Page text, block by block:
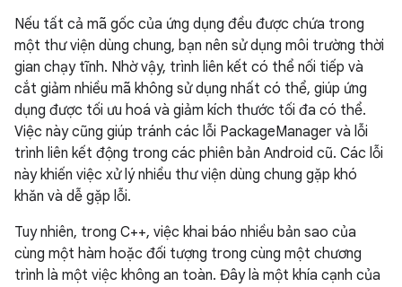
Nếu tất cả mã gốc của ứng dụng đều được chứa trong
một thư viện dùng chung, bạn nên sử dụng môi trường thời
gian chạy tĩnh. Nhờ vậy, trình liên kết có thể nối tiếp và
cắt giảm nhiều mã không sử dụng nhất có thể, giúp ứng
dụng được tối ưu hoá và giảm kích thước tối đa có thể.
Việc này cũng giúp tránh các lỗi PackageManager và lỗi
trình liên kết động trong các phiên bản Android cũ. Các lỗi
này khiến việc xử lý nhiều thư viện dùng chung gặp khó
khăn và dễ gặp lỗi.
Tuy nhiên, trong C++, việc khai báo nhiều bản sao của
cùng một hàm hoặc đối tượng trong cùng một chương
trình là một việc không an toàn. Đây là một khía cạnh của